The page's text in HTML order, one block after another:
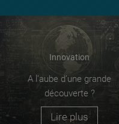
Innovation
A l’aube d’une grande
découverte ?
Lire plus